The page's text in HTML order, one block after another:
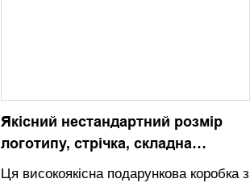
Якісний нестандартний розмір
логотипу, стрічка, складна
коробка, рожева та чорна
Ця високоякісна подарункова коробка з